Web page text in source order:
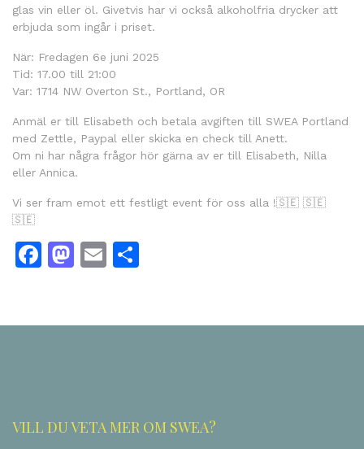
glas vin eller öl. Givetvis har vi också alkoholfria drycker att
erbjuda som ingår i priset.
När: Fredagen 6e juni 2025
Tid: 17.00 till 21:00
Var: 1714 NW Overton St., Portland, OR
Anmäl er till Elisabeth och betala avgiften till SWEA Portland
med Zettle, Paypal eller skicka en check till Anett.
Om ni har några frågor hör gärna av er till Elisabeth, Nilla
eller Annica.
Vi ser fram emot ett festligt event för oss alla !🇸🇪 🇸🇪
🇸🇪
Facebook
Mastodon
Email
VILL DU VETA MER OM SWEA?